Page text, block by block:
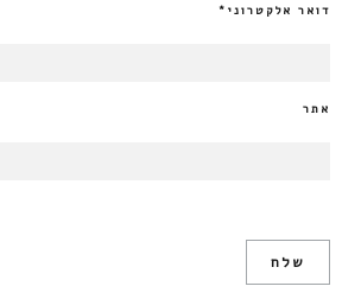
דואר אלקטרוני *
אתר